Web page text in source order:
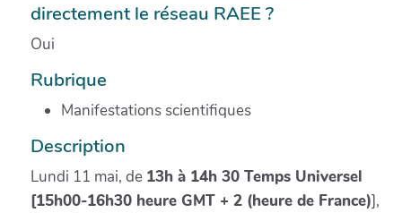
directement le réseau RAEE ?
Oui
Rubrique
Manifestations scientifiques
Description
Lundi 11 mai, de 13h à 14h 30 Temps Universel
[15h00-16h30 heure GMT + 2 (heure de France)],